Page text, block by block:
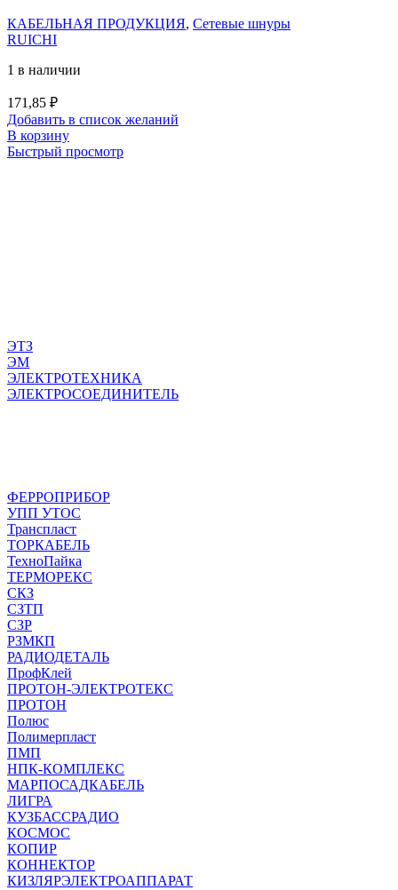
КАБЕЛЬНАЯ ПРОДУКЦИЯ, Сетевые шнуры
RUICHI
1 в наличии
171,85 ₽
Добавить в список желаний
В корзину
Быстрый просмотр
ЭТЗ
ЭМ
ЭЛЕКТРОТЕХНИКА
ЭЛЕКТРОСОЕДИНИТЕЛЬ
ФЕРРОПРИБОР
УПП УТОС
Транспласт
ТОРКАБЕЛЬ
ТехноПайка
ТЕРМОРЕКС
СКЗ
СЗТП
СЗР
РЗМКП
РАДИОДЕТАЛЬ
ПрофКлей
ПРОТОН-ЭЛЕКТРОТЕКС
ПРОТОН
Полюс
Полимерпласт
ПМП
НПК-КОМПЛЕКС
МАРПОСАДКАБЕЛЬ
ЛИГРА
КУЗБАССРАДИО
КОСМОС
КОПИР
КОННЕКТОР
КИЗЛЯРЭЛЕКТРОАППАРАТ